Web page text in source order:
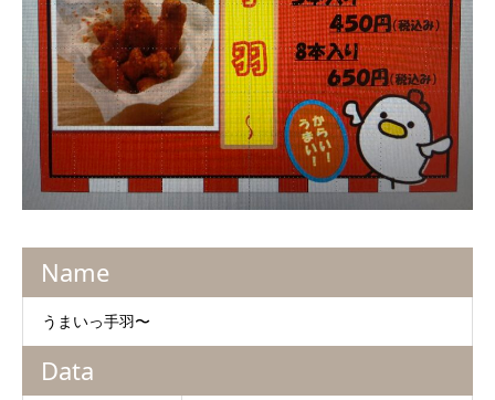
Name
うまいっ手羽〜
Data